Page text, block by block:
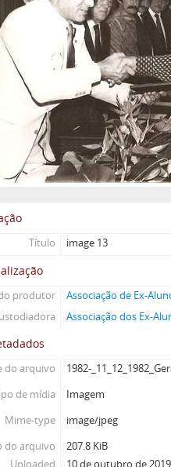
Título image 13
produtor
Associação de Ex-
Associação dos Ex-
do arquivo
1982-
de mídia
Imagem
Mime-type
image/jpeg
do arquivo
207.8 KiB
Uploaded
10 de outubro de